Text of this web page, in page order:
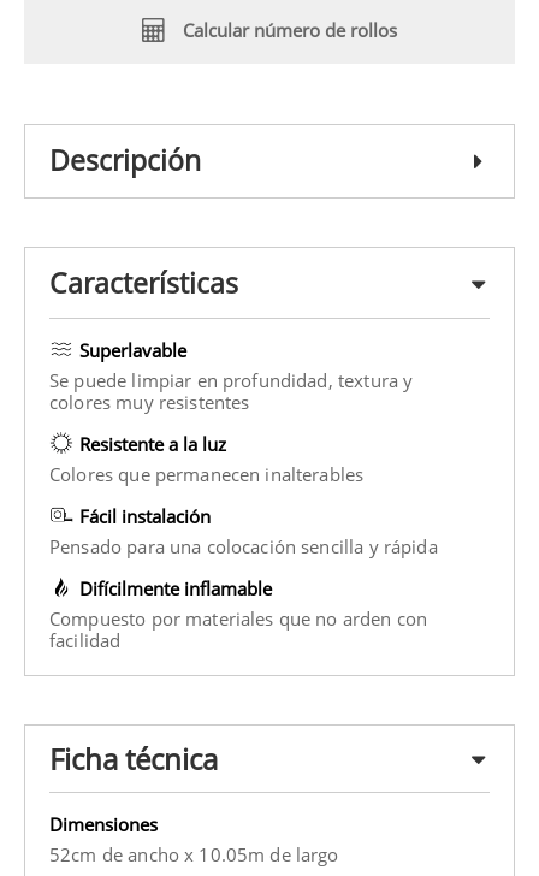
Calcular número de rollos
Descripción
Características
Superlavable
Se puede limpiar en profundidad, textura y
colores muy resistentes
Resistente a la luz
Colores que permanecen inalterables
Fácil instalación
Pensado para una colocación sencilla y rápida
Difícilmente inflamable
Compuesto por materiales que no arden con
facilidad
Ficha técnica
Dimensiones
52cm de ancho x 10.05m de largo